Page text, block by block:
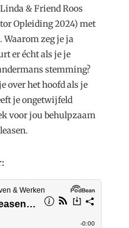
& Friend Roos
Opleiding 2024) met
Waarom zeg je ja
er écht als je je
stemming?
over het hoofd als je
je ongetwijfeld
voor jou behulpzaam